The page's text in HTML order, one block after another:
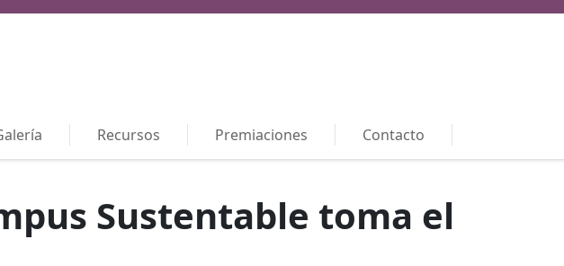
Recursos Premiaciones Contacto
Sustentable toma el